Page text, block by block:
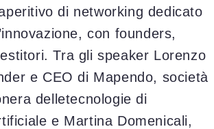
di networking dedicato
con founders,
Tra gli speaker Lorenzo
e CEO di Mapendo, società
delletecnologie di
e Martina Domenicali,